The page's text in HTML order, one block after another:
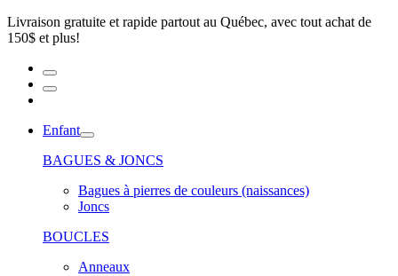
Livraison gratuite et rapide partout au Québec, avec tout achat de
150$ et plus!
Enfant
BAGUES & JONCS
Bagues à pierres de couleurs (naissances)
Joncs
BOUCLES
Anneaux